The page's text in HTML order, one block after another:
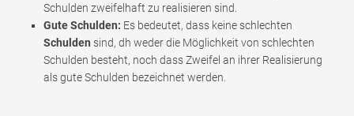
Schulden zweifelhaft zu realisieren sind.
Gute Schulden: Es bedeutet, dass keine schlechten
Schulden sind, dh weder die Möglichkeit von schlechten
Schulden besteht, noch dass Zweifel an ihrer Realisierung
als gute Schulden bezeichnet werden.